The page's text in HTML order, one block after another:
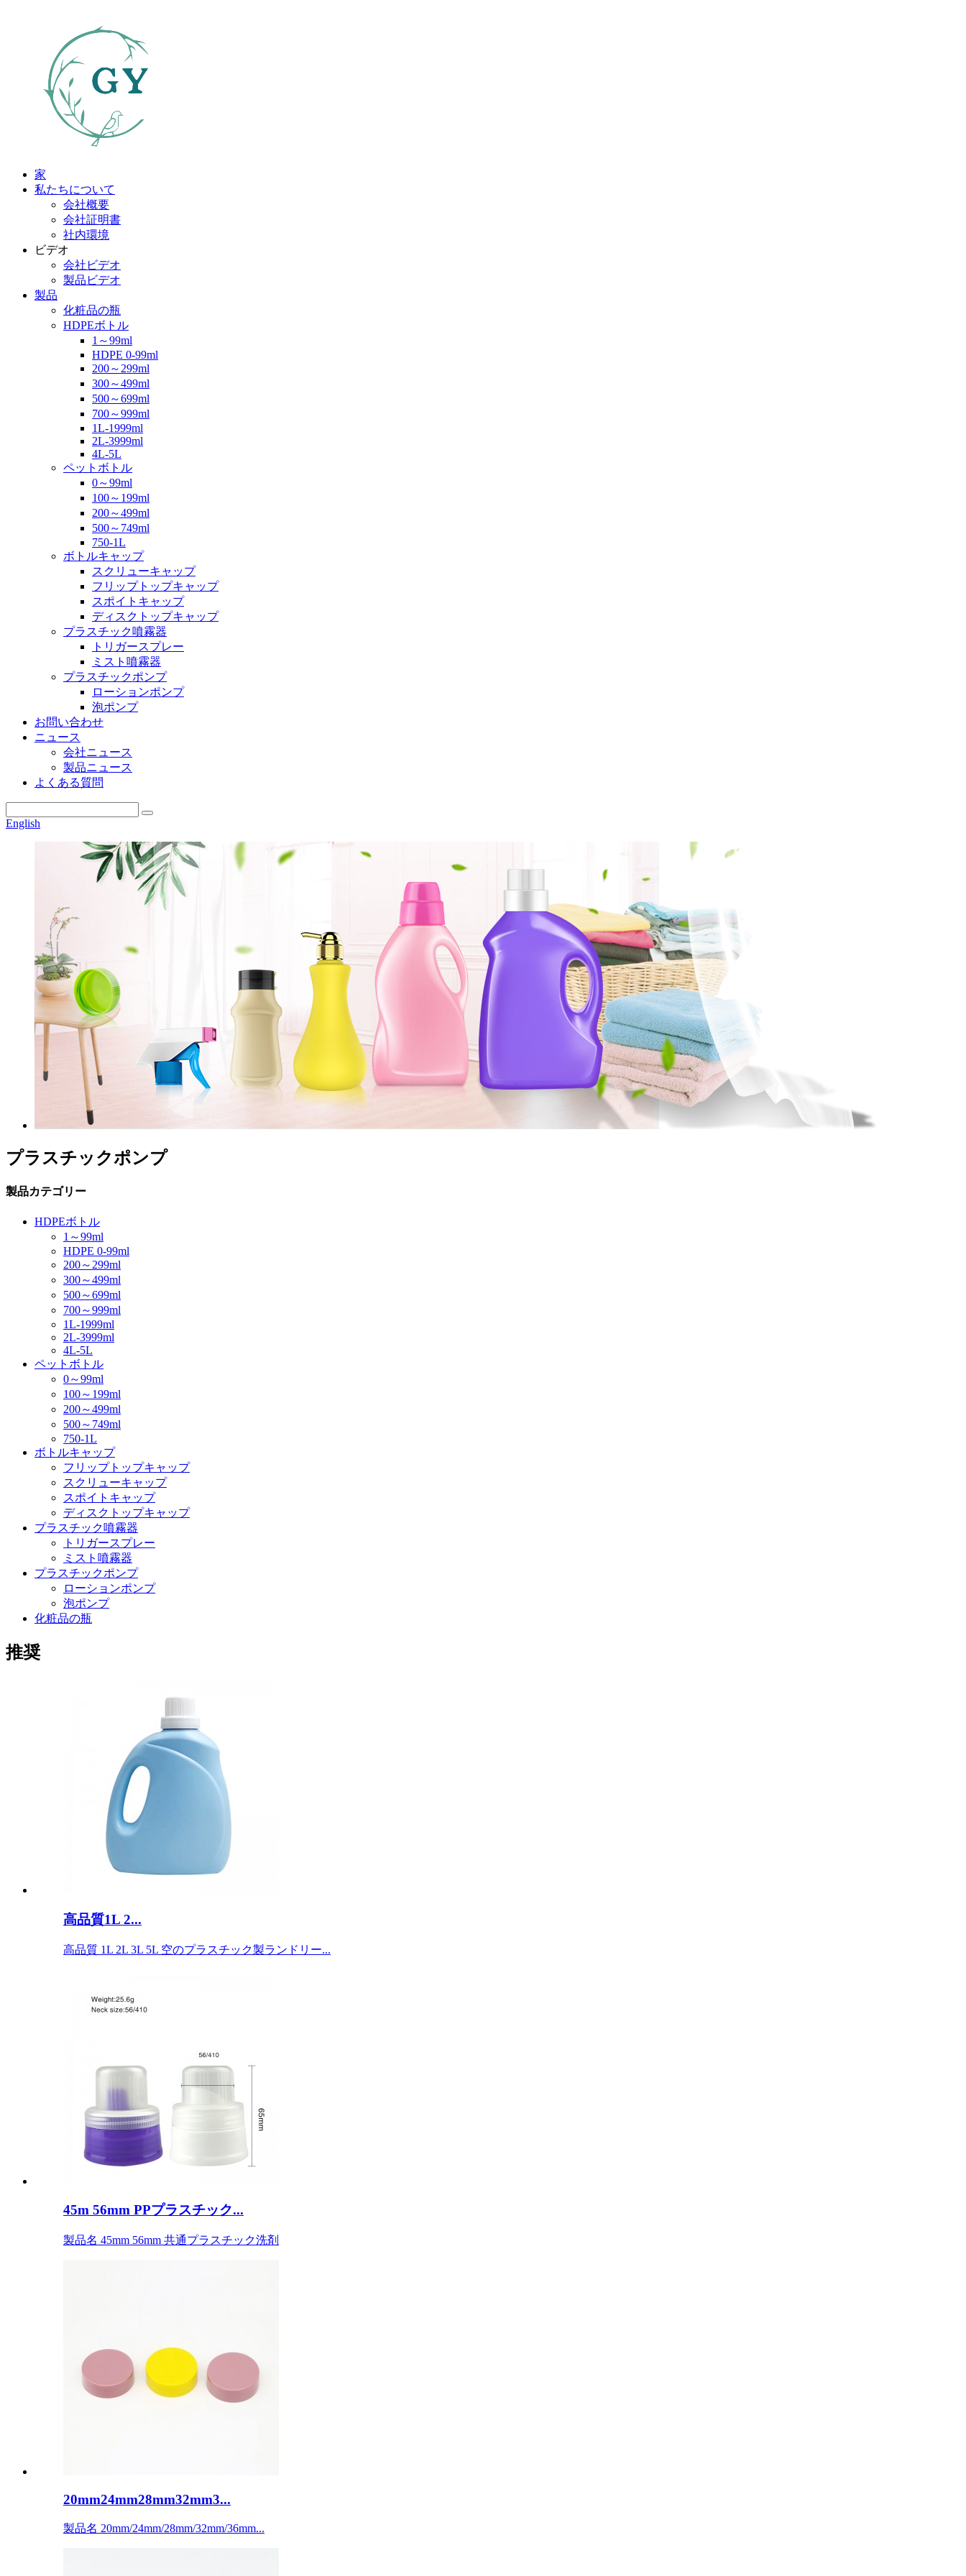
家
私たちについて
会社概要
会社証明書
社内環境
ビデオ
会社ビデオ
製品ビデオ
製品
化粧品の瓶
HDPEボトル
1～99ml
HDPE 0-99ml
200～299ml
300～499ml
500～699ml
700～999ml
1L-1999ml
2L-3999ml
4L-5L
ペットボトル
0～99ml
100～199ml
200～499ml
500～749ml
750-1L
ボトルキャップ
スクリューキャップ
フリップトップキャップ
スポイトキャップ
ディスクトップキャップ
プラスチック噴霧器
トリガースプレー
ミスト噴霧器
プラスチックポンプ
ローションポンプ
泡ポンプ
お問い合わせ
ニュース
会社ニュース
製品ニュース
よくある質問
English
プラスチックポンプ
製品カテゴリー
HDPEボトル
1～99ml
HDPE 0-99ml
200～299ml
300～499ml
500～699ml
700～999ml
1L-1999ml
2L-3999ml
4L-5L
ペットボトル
0～99ml
100～199ml
200～499ml
500～749ml
750-1L
ボトルキャップ
フリップトップキャップ
スクリューキャップ
スポイトキャップ
ディスクトップキャップ
プラスチック噴霧器
トリガースプレー
ミスト噴霧器
プラスチックポンプ
ローションポンプ
泡ポンプ
化粧品の瓶
推奨
高品質1L 2...
高品質 1L 2L 3L 5L 空のプラスチック製ランドリー...
45m 56mm PPプラスチック...
製品名 45mm 56mm 共通プラスチック洗剤
20mm24mm28mm32mm3...
製品名 20mm/24mm/28mm/32mm/36mm...